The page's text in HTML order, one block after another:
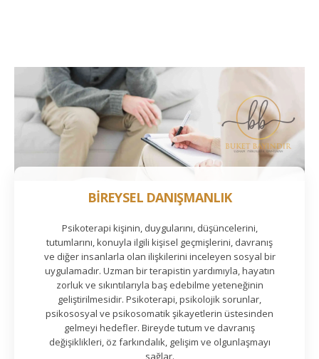
BİREYSEL DANIŞMANLIK
Psikoterapi kişinin, duygularını, düşüncelerini,
tutumlarını, konuyla ilgili kişisel geçmişlerini, davranış
ve diğer insanlarla olan ilişkilerini inceleyen sosyal bir
uygulamadır. Uzman bir terapistin yardımıyla, hayatın
zorluk ve sıkıntılarıyla baş edebilme yeteneğinin
geliştirilmesidir. Psikoterapi, psikolojik sorunlar,
psikososyal ve psikosomatik şikayetlerin üstesinden
gelmeyi hedefler. Bireyde tutum ve davranış
değişiklikleri, öz farkındalık, gelişim ve olgunlaşmayı
sağlar.